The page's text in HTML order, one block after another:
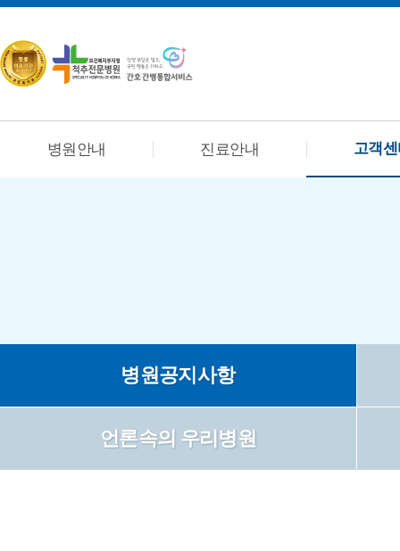
병원안내 진료안내 고객
병원공지사항
언론속의 우리병원